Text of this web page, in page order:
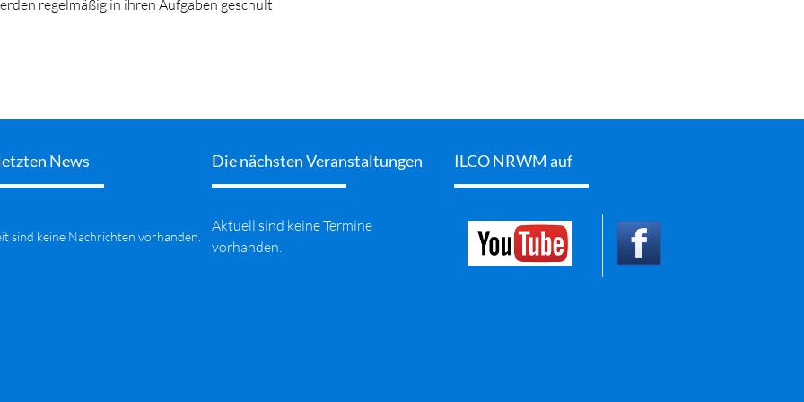
regelmäßig in ihren Aufgaben geschult
News
sind keine Nachrichten vorhanden.
Die nächsten Veranstaltungen
Aktuell sind keine Termine
vorhanden.
ILCO NRWM auf